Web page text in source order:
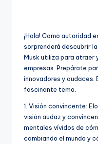
¡Hola! Como autoridad
sorprenderá descubrir
Musk utiliza para atraer
empresas. Prepárate
innovadores y audaces.
fascinante tema.
1. Visión convincente:
visión audaz y
mentales vívidos de
cambiando el mundo y